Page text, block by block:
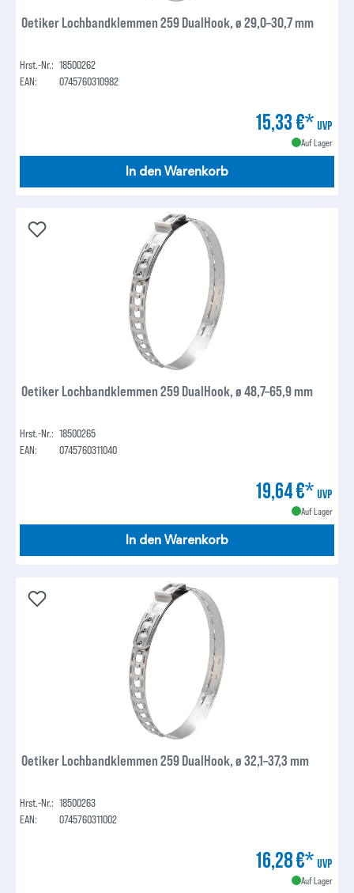
Oetiker Lochbandklemmen 259 DualHook, ø 29,0–30,7 mm
Hrst.-Nr.: 18500262
EAN:
0745760310982
15,33 €* UVP
Auf Lager
In den Warenkorb
Oetiker Lochbandklemmen 259 DualHook, ø 48,7–65,9 mm
Hrst.-Nr.: 18500265
EAN:
0745760311040
19,64 €* UVP
Auf Lager
In den Warenkorb
Oetiker Lochbandklemmen 259 DualHook, ø 32,1–37,3 mm
Hrst.-Nr.: 18500263
EAN:
0745760311002
16,28 €* UVP
Auf Lager